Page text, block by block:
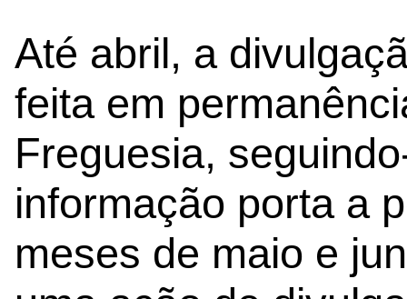
Até abril, a
feita em
Freguesia,
informação porta a
meses de maio e